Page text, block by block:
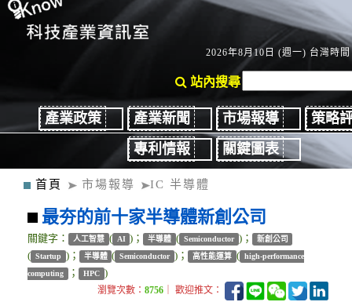
2026年8月10日 (週一) 台灣時間
站內搜尋
產業政策 產業新聞 市場報導
策略
專利情報
關鍵圖表
首頁 市場報導 IC 半導體
最夯的前十家半導體新創公司
關鍵字： 人工智慧 ( AI )； 半導體 ( Semiconductor )； 新創公司
( Startup )； 半導體 ( Semiconductor )； 高性能運算 ( high-performance
computing ； HPC )
瀏覽次數：8756 ｜ 歡迎推文：